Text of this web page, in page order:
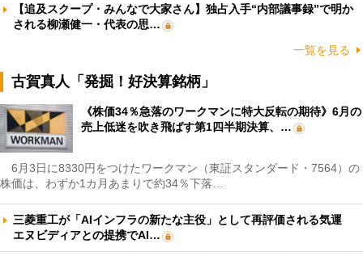
【追及スクープ・みんなで大家さん】独占入手“内部議事録”で明か
される柳瀬健一・代表の思…
一覧を見る
古賀真人「発掘！好決算銘柄」
《株価34％急落のワークマンに特大反転の期待》6月の
売上低迷を吹き飛ばす第1四半期決算、…
6月3日に8330円をつけたワークマン（東証スタンダード・7564）の
株価は、わずか1カ月あまりで約34％下落…
三菱重工が「AIインフラの新たな主役」として再評価される気運
エヌビディアとの提携でAI…